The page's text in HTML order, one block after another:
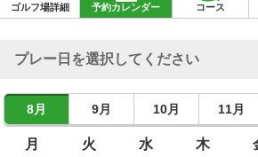
ゴルフ場詳細 予約カレンダー コース
プレー日を選択してください
8月 9月 10月 11月
月 火 水 木